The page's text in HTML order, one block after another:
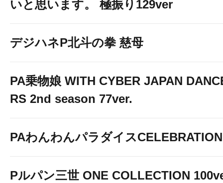
いと思います。 極振り129ver
デジハネP北斗の拳 慈母
PA乗物娘 WITH CYBER JAPAN
RS 2nd season 77ver.
PAわんわんパラダイスCELEBRATION
Pルパン三世 ONE COLLECTION